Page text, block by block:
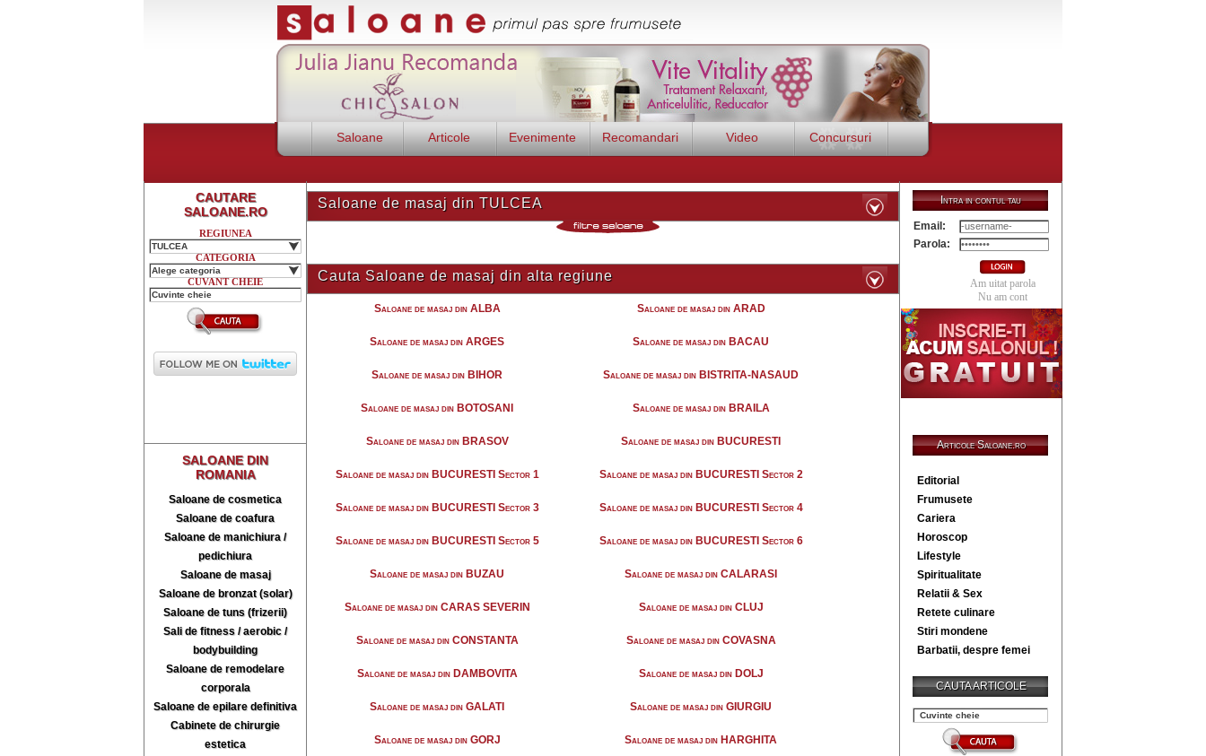
Saloane Articole Evenimente Recomandari Video Concursuri
CAUTARE
SALOANE.RO
REGIUNEA
TULCEA
CATEGORIA
Alege categoria
CUVANT CHEIE
SALOANE DIN
ROMANIA
Saloane de cosmetica
Saloane de coafura
Saloane de manichiura /
pedichiura
Saloane de masaj
Saloane de bronzat (solar)
Saloane de tuns (frizerii)
Sali de fitness / aerobic /
bodybuilding
Saloane de remodelare
corporala
Saloane de epilare definitiva
Cabinete de chirurgie
estetica
Saloane de masaj din TULCEA
Cauta Saloane de masaj din alta regiune
Saloane de masaj din ALBA Saloane de masaj din ARAD
Saloane de masaj din ARGES Saloane de masaj din BACAU
Saloane de masaj din BIHOR Saloane de masaj din BISTRITA-NASAUD
Saloane de masaj din BOTOSANI Saloane de masaj din BRAILA
Saloane de masaj din BRASOV Saloane de masaj din BUCURESTI
Saloane de masaj din BUCURESTI Sector 1 Saloane de masaj din BUCURESTI Sector 2
Saloane de masaj din BUCURESTI Sector 3 Saloane de masaj din BUCURESTI Sector 4
Saloane de masaj din BUCURESTI Sector 5 Saloane de masaj din BUCURESTI Sector 6
Saloane de masaj din BUZAU Saloane de masaj din CALARASI
Saloane de masaj din CARAS SEVERIN Saloane de masaj din CLUJ
Saloane de masaj din CONSTANTA Saloane de masaj din COVASNA
Saloane de masaj din DAMBOVITA Saloane de masaj din DOLJ
Saloane de masaj din GALATI Saloane de masaj din GIURGIU
Saloane de masaj din GORJ Saloane de masaj din HARGHITA
Intra in contul tau
Email:
Parola:
Am uitat parola
Nu am cont
Articole Saloane.ro
Editorial
Frumusete
Cariera
Horoscop
Lifestyle
Spiritualitate
Relatii & Sex
Retete culinare
Stiri mondene
Barbatii, despre femei
CAUTA ARTICOLE